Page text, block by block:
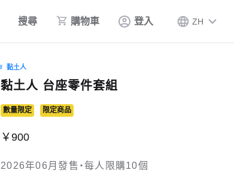
搜尋 購物車 登入 ZH
黏土人
黏土人 台座零件套組
數量限定 限定商品
￥900
2026年06月發售・每人限購10個